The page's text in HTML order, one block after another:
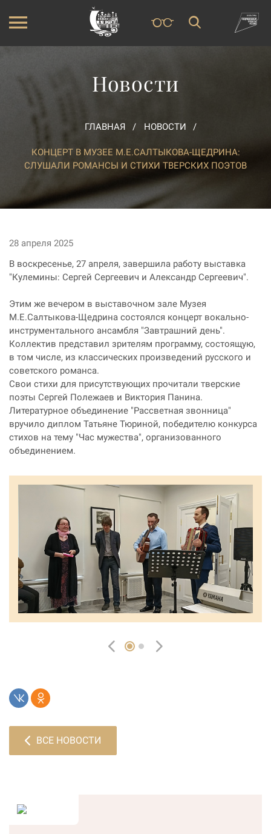
Новости
ГЛАВНАЯ НОВОСТИ
КОНЦЕРТ В МУЗЕЕ М.Е.САЛТЫКОВА-ЩЕДРИНА:
СЛУШАЛИ РОМАНСЫ И СТИХИ ТВЕРСКИХ ПОЭТОВ
28 апреля 2025
В воскресенье, 27 апреля, завершила работу выставка
"Кулемины: Сергей Сергеевич и Александр Сергеевич".
Этим же вечером в выставочном зале Музея
М.Е.Салтыкова-Щедрина состоялся концерт вокально-
инструментального ансамбля "Завтрашний день".
Коллектив представил зрителям программу, состоящую,
в том числе, из классических произведений русского и
советского романса.
Свои стихи для присутствующих прочитали тверские
поэты Сергей Полежаев и Виктория Панина.
Литературное объединение "Рассветная звонница"
вручило диплом Татьяне Тюриной, победителю конкурса
стихов на тему "Час мужества", организованного
объединением.
ВСЕ НОВОСТИ